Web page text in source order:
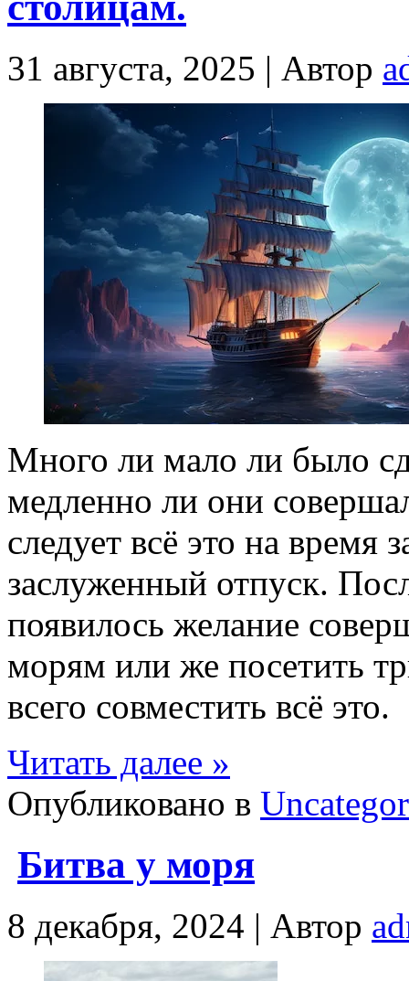
31 августа, 2025 | Автор
Много ли мало ли было
медленно ли они
следует всё это на время
заслуженный отпуск.
появилось желание
морям или же посетить
всего совместить всё это.
Читать далее »
Опубликовано в
Битва у моря
8 декабря, 2024 | Автор